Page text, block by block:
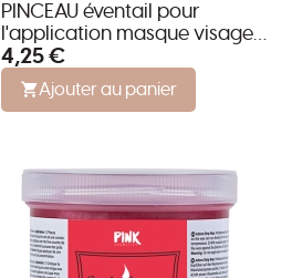
PINCEAU éventail pour
l'application masque visage
FAN MASK BRUSH
4,25 €
Ajouter au panier